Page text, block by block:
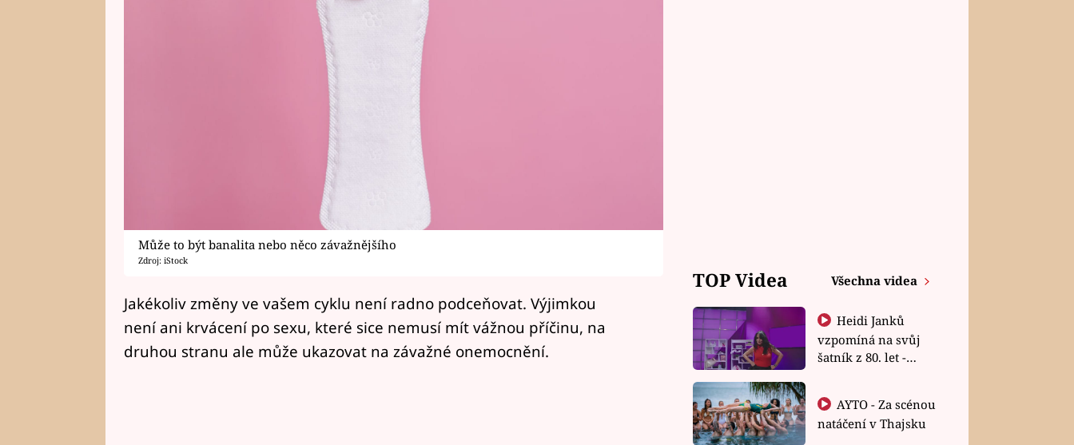
Může to být banalita nebo něco závažnějšího
Zdroj: iStock
Jakékoliv změny ve vašem cyklu není radno podceňovat. Výjimkou
není ani krvácení po sexu, které sice nemusí mít vážnou příčinu, na
druhou stranu ale může ukazovat na závažné onemocnění.
TOP Videa Všechna videa
Heidi Janků
vzpomíná na svůj
šatník z 80. let -
natáčení v Thajsku